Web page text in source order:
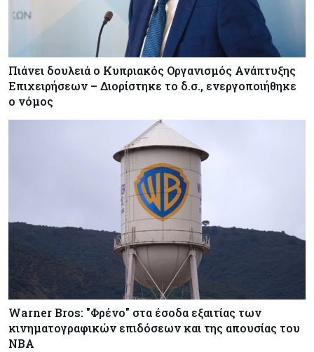
Πιάνει δουλειά ο Κυπριακός Οργανισμός Ανάπτυξης
Επιχειρήσεων – Διορίστηκε το δ.σ., ενεργοποιήθηκε
ο νόμος
Warner Bros: "Φρένο" στα έσοδα εξαιτίας των
κινηματογραφικών επιδόσεων και της απουσίας του
NBA